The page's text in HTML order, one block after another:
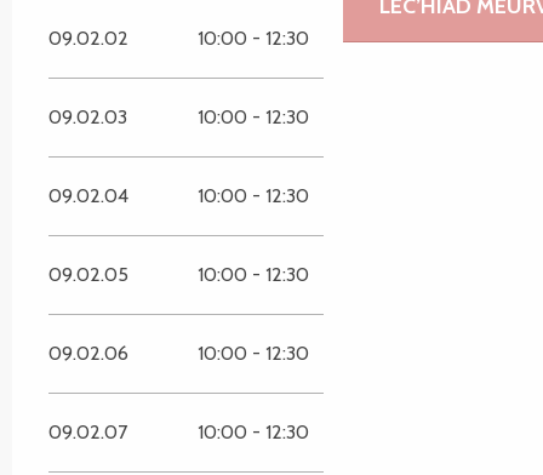
LEC’HIAD
09.02.02 10:00 - 12:30 14:00 - 18:00
09.02.03 10:00 - 12:30
09.02.04 10:00 - 12:30
09.02.05 10:00 - 12:30
09.02.06 10:00 - 12:30
09.02.07 10:00 - 12:30